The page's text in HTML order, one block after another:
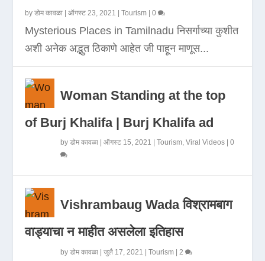
byडोम कावळा |ऑगस्ट 23, 2021 |Tourism |0
Mysterious Places in Tamilnadu निसर्गाच्या कुशीत
अशी अनेक अद्भुत ठिकाणे आहेत जी पाहून माणूस...
Woman Standing at the top
of Burj Khalifa | Burj Khalifa ad
byडोम कावळा |ऑगस्ट 15, 2021 |Tourism ,Viral Videos |0
Vishrambaug Wada विश्रामबाग
वाड्याचा न माहीत असलेला इतिहास
byडोम कावळा |जुलै 17, 2021 |Tourism | 2